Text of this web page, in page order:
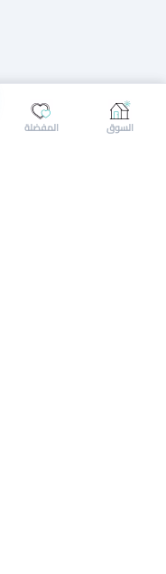
إرسال رسالة
المفضلة السوق